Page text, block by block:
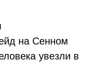
на Сенном
увезли в